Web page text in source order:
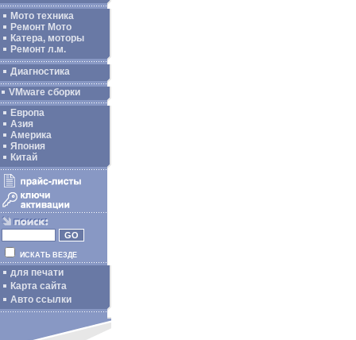
Мото техника
Ремонт Мото
Катера, моторы
Ремонт л.м.
Диагностика
VMware сборки
Европа
Азия
Америка
Япония
Китай
ИСКАТЬ ВЕЗДЕ
для печати
Карта сайта
Авто ссылки